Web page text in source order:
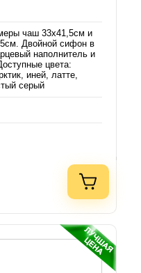
чаш 33х41,5см и
Двойной сифон в
наполнитель и
цвета:
иней, латте,
серый